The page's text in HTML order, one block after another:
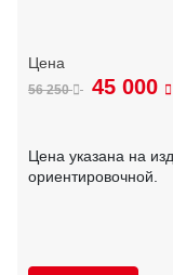
56 250 45 000
Цена указана на
ориентировочной.